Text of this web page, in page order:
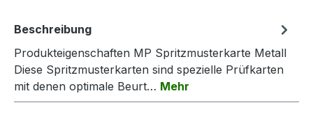
Beschreibung
Produkteigenschaften MP Spritzmusterkarte Metall
Diese Spritzmusterkarten sind spezielle Prüfkarten
mit denen optimale Beurt… Mehr